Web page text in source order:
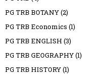
PG TRB BOTANY(2)
PG TRB Economics (1)
PG TRB ENGLISH (3)
PG TRB GEOGRAPHY(1)
PG TRB HISTORY(1)